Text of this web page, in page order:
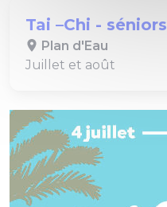
Tai –Chi - séniors
Plan d'Eau
Juillet et août